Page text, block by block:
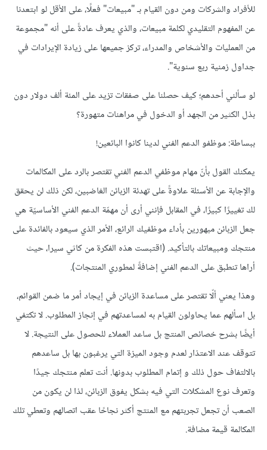
للأفرادوالشركات ومن دون القيامبـ"مبيعات" فعلًا،على الأقللوابتعدنا
عن المفهوم التقليديلكلمةمبيعات،والذي يعرفعادةًعلى أنه"مجموعة
من العمليات والأشخاص والمدراء،تركزجميعهاعلى زيادة الإيرادات في
جداول زمنية ربع سنوية".
لوسألني أحدهم؛كيفحصلناعلى صفقاتتزيدعلى المئة ألف دولاردون
بذل الكثيرمن الجهدأوالدخول فيمراهناتمتهورة؟
ببساطة:موظفوالدعم الفنيلديناكانوا البائعين!
يمكنك القولبأنّمهامموظفي الدعم الفنيتقتصربالردعلى المكالمات
والإجابةعن الأسئلةعلاوةًعلىتهدئة الزبائن الغاضبين،لكن ذلكلن يحقق
لكتغييرًاكبيرًا،في المقابل فإنني أرى أنمهمّة الدعم الفني الأساسيّةهي
جعل الزبائنمبهورينبأداءموظفيك الرائع،الأمرالذي سيعودبالفائدةعلى
منتجك ومبيعاتكبالتأكيد. (اقتبستهذه الفكرةمنكاثي سيرا،حيث
أراهاتنطبقعلى الدعم الفني إضافةًلمطوري المنتجات).
وهذا يعني ألّاتقتصرعلىمساعدة الزبائن في إيجادأمرما ضمن القوائم،
بل اسألهمعما يحاولون القيامبهلمساعدتهم في إنجازالمطلوب.لاتكتفي
أيضًابشرحخصائص المنتجبل ساعدالعملاءللحصولعلى النتيجة.لا
تتوقفعندالاعتذارلعدم وجودالميزة التي يرغبونبهابل ساعدهم
بالالتفافحول ذلك وإتمام المطلوببدونها. أنتتعلممنتجكجيدًا
وتعرفنوع المشكلات التي فيهبشكل يفوق الزبائن،لذالن يكونمن
الصعب أنتجعلتجربتهممع المنتج أكثرنجاحًاعقب اتصالهم وتعطيتلك
المكالمة قيمةمضافة.